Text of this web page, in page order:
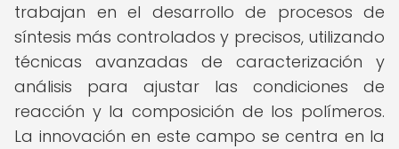
trabajan en el desarrollo de procesos de
síntesis más controlados y precisos, utilizando
técnicas avanzadas de caracterización y
análisis para ajustar las condiciones de
reacción y la composición de los polímeros.
La innovación en este campo se centra en la